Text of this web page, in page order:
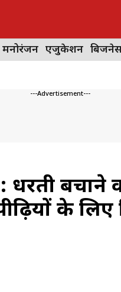
मनोरंजन एजुकेशन
---Advertisement---
धरती बचाने
के लिए